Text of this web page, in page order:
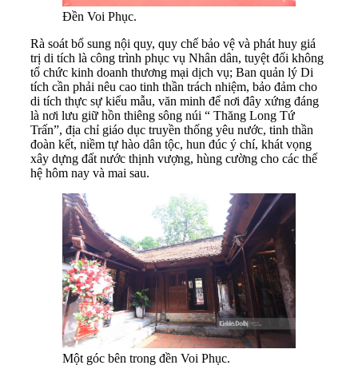
Đền Voi Phục.
Rà soát bổ sung nội quy, quy chế bảo vệ và phát huy giá
trị di tích là công trình phục vụ Nhân dân, tuyệt đối không
tổ chức kinh doanh thương mại dịch vụ; Ban quản lý Di
tích cần phải nêu cao tinh thần trách nhiệm, bảo đảm cho
di tích thực sự kiểu mẫu, văn minh để nơi đây xứng đáng
là nơi lưu giữ hồn thiêng sông núi “ Thăng Long Tứ
Trấn”, địa chỉ giáo dục truyền thống yêu nước, tinh thần
đoàn kết, niềm tự hào dân tộc, hun đúc ý chí, khát vọng
xây dựng đất nước thịnh vượng, hùng cường cho các thế
hệ hôm nay và mai sau.
Một góc bên trong đền Voi Phục.